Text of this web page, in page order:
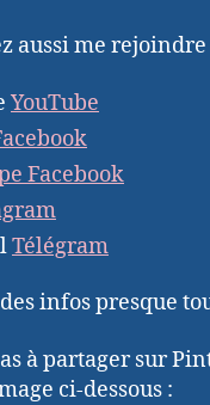
aussi me
YouTube
Facebook
Télégram
infos presque
à partager sur
ci-dessous :